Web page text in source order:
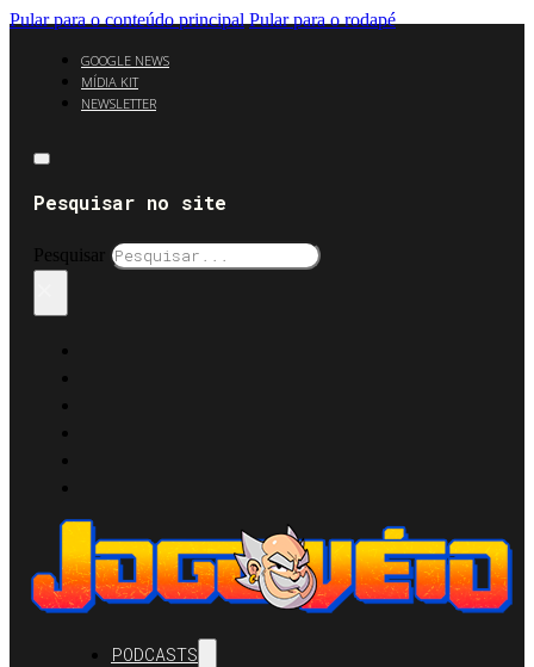
Pular para o conteúdo principal Pular para o rodapé
GOOGLE NEWS
MÍDIA KIT
NEWSLETTER
Pesquisar no site
Pesquisar
PODCASTS